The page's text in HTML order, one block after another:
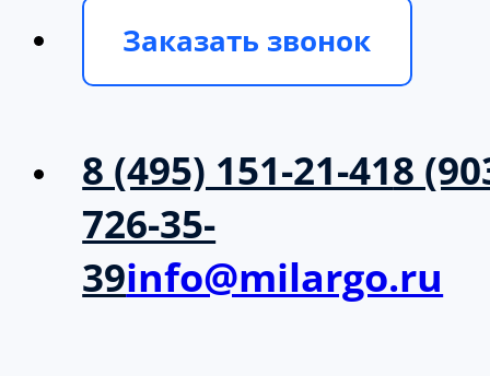
Заказать звонок
8 (495) 151-21-418
726-35-
39info@milargo.ru